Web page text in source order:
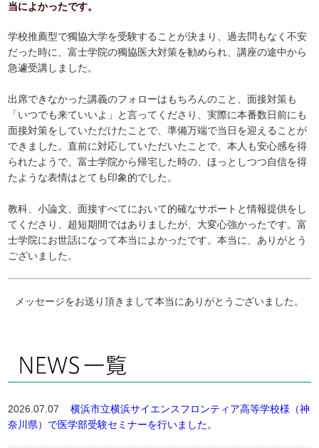
当によかったです。
学校推薦型で獨協大学を受験することが決まり、過去問もなく不安
だった時に、富士学院の獨協医大対策を勧められ、講座の途中から
急遽受講しました。
出席できなかった講義のフォローはもちろんのこと、面接対策も
「いつでも来ていいよ」と言ってくださり、実際に本番数日前にも
面接対策をしていただけたことで、準備万端で当日を迎えることが
できました。直前に対応していただいたことで、本人も安心感を得
られたようで、富士学院から帰宅した時の、ほっとしつつ自信を得
たような表情はとても印象的でした。
教科、小論文、面接すべてにおいて的確なサポートと情報提供をし
てくださり、超短期間ではありましたが、大変心強かったです。富
士学院にお世話になって本当によかったです。本当に、ありがとう
ございました。
メッセージをお送り頂きまして本当にありがとうございました。
2026.07.07横浜市立横浜サイエンスフロンティア高等学校様（神
奈川県）で医学部受験セミナーを行いました。